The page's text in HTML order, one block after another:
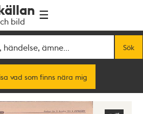
bild
Sök
vad som finns nära mig